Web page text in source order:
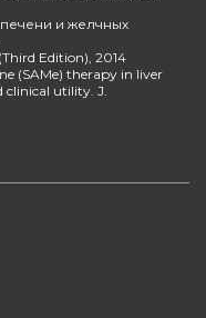
и желчных
Edition), 2014
(SAMe) therapy in liver
clinical utility. J.